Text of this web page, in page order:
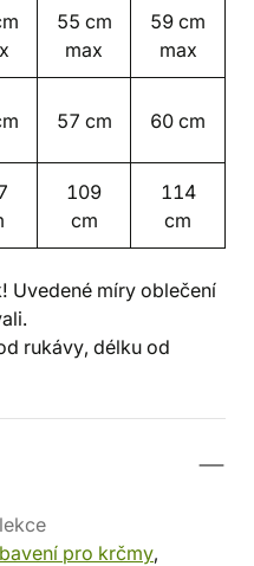
55 cm
max
59 cm
max
57 cm 60 cm
109
cm
114
cm
Uvedené míry oblečení
rukávy, délku od
pro krčmy,